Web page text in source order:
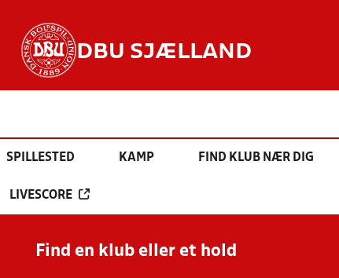
DBU SJÆLLAND
SPILLESTED KAMP FIND KLUB NÆR DIG
LIVESCORE
Find en klub eller et hold